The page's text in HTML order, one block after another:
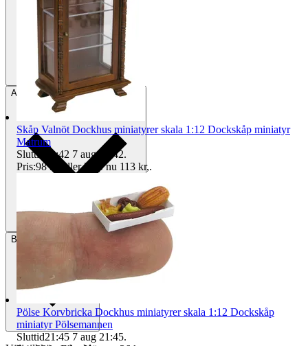
AvhämtningHelsingborg, Sverige
Betalning
Skåp Valnöt Dockhus miniatyrer skala 1:12 Dockskåp miniatyr
Matrum
Sluttid
20:42 7 aug 20:42.
Pris:98 kr Eller Köp nu 113 kr,.
Pölse Korvbricka Dockhus miniatyrer skala 1:12 Dockskåp
miniatyr Pölsemannen
Sluttid21:45 7 aug 21:45.